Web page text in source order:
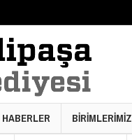
HABERLER BİRİMLERİMİZ